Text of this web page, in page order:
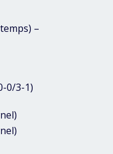
–
0/3-1)